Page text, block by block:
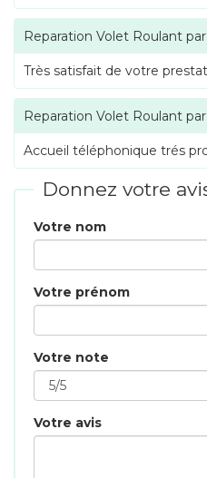
Reparation Volet Roulant par
Très satisfait de votre
Reparation Volet Roulant par
Accueil téléphonique trés
Donnez votre
Votre nom
Votre prénom
Votre note
Votre avis